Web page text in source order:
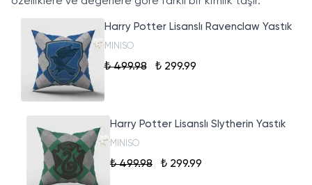
Harry Potter Lisanslı Ravenclaw Yastık
MINISO
₺ 499.98 ₺ 299.99
Harry Potter Lisanslı Slytherin Yastık
MINISO
₺ 499.98 ₺ 299.99